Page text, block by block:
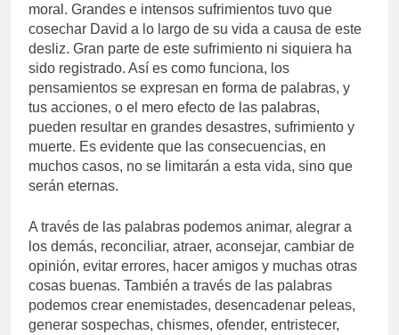
moral. Grandes e intensos sufrimientos tuvo que
cosechar David a lo largo de su vida a causa de este
desliz. Gran parte de este sufrimiento ni siquiera ha
sido registrado. Así es como funciona, los
pensamientos se expresan en forma de palabras, y
tus acciones, o el mero efecto de las palabras,
pueden resultar en grandes desastres, sufrimiento y
muerte. Es evidente que las consecuencias, en
muchos casos, no se limitarán a esta vida, sino que
serán eternas.
A través de las palabras podemos animar, alegrar a
los demás, reconciliar, atraer, aconsejar, cambiar de
opinión, evitar errores, hacer amigos y muchas otras
cosas buenas. También a través de las palabras
podemos crear enemistades, desencadenar peleas,
generar sospechas, chismes, ofender, entristecer,